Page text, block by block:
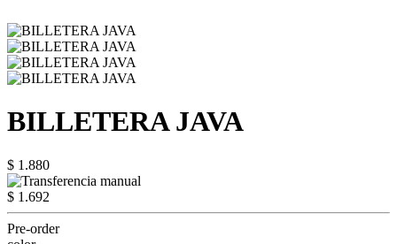
BILLETERA JAVA
$ 1.880
$ 1.692
Pre-order